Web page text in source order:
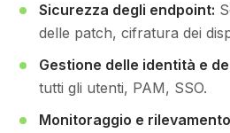
Sicurezza degli endpoint:
delle patch, cifratura dei
Gestione delle identità e
tutti gli utenti, PAM, SSO.
Monitoraggio e